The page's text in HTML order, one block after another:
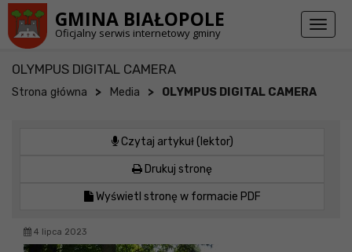
GMINA BIAŁOPOLE
Oficjalny serwis internetowy gminy
Toggle
OLYMPUS DIGITAL CAMERA
Strona główna > Media > OLYMPUS DIGITAL CAMERA
Czytaj artykuł (lektor)
Drukuj stronę
Wyświetl stronę w formacie PDF
4 lipca 2023